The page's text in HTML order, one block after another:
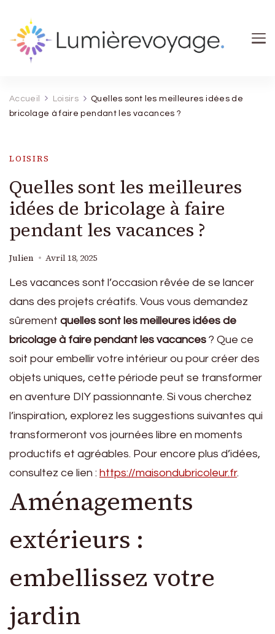
Accueil Loisirs
Quelles sont les meilleures idées de
bricolage à faire pendant les vacances ?
LOISIRS
Quelles sont les meilleures
idées de bricolage à faire
pendant les vacances ?
Julien Avril 18, 2025
Les vacances sont l’occasion rêvée de se lancer
dans des projets créatifs. Vous vous demandez
sûrement quelles sont les meilleures idées de
bricolage à faire pendant les vacances ? Que ce
soit pour embellir votre intérieur ou pour créer des
objets uniques, cette période peut se transformer
en aventure DIY passionnante. Si vous cherchez
l’inspiration, explorez les suggestions suivantes qui
transformeront vos journées libre en moments
productifs et agréables. Pour encore plus d’idées,
consultez ce lien : https://maisondubricoleur.fr.
Aménagements
extérieurs :
embellissez votre
jardin